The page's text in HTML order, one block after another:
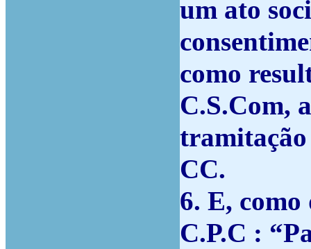
um ato
como
C.S.Com,
tramitação
CC.
6. E, como
C.P.C :